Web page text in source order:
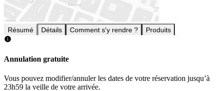
Résumé Détails Comment s'y rendre ? Produits
Annulation gratuite
Vous pouvez modifier/annuler les dates de votre réservation jusqu’à
23h59 la veille de votre arrivée.